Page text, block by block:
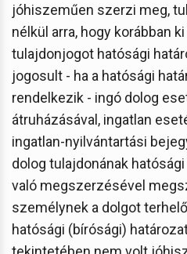
jóhiszeműen szerzi meg,
nélkül arra, hogy korábban
tulajdonjogot hatósági
jogosult - ha a hatósági
rendelkezik - ingó dolog
átruházásával, ingatlan
ingatlan-nyilvántartási
dolog tulajdonának
való megszerzésével
személynek a dolgot
hatósági (bírósági)